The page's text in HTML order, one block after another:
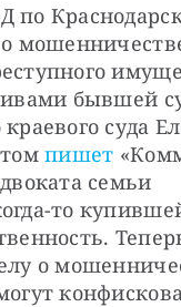
по
о
бывшей
краевого суда
пишет
семьи
то
о